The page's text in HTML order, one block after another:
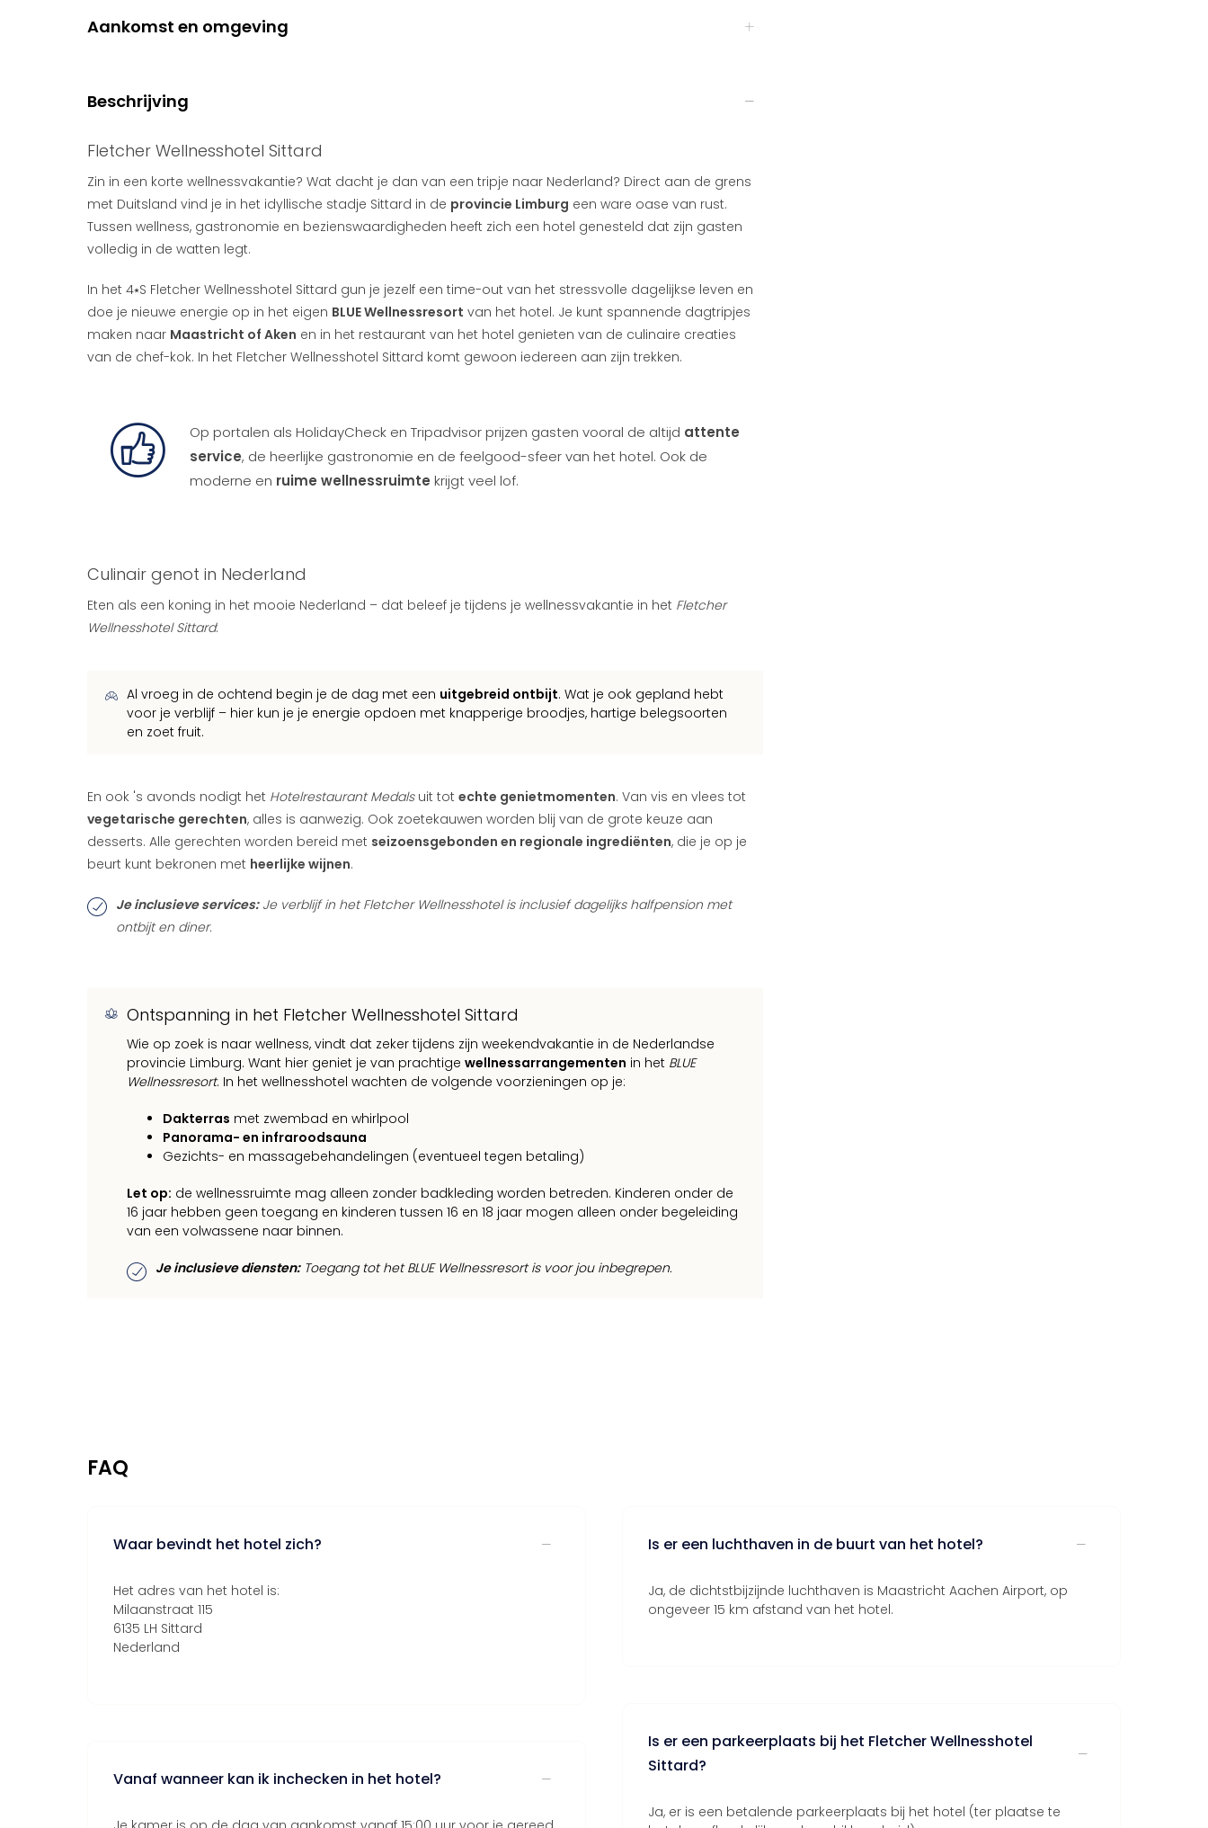
Aankomst en omgeving
Beschrijving
Fletcher Wellnesshotel Sittard
Zin in een korte wellnessvakantie? Wat dacht je dan van een tripje naar Nederland? Direct aan de grens
met Duitsland vind je in het idyllische stadje Sittard in de provincie Limburg een ware oase van rust.
Tussen wellness, gastronomie en bezienswaardigheden heeft zich een hotel genesteld dat zijn gasten
volledig in de watten legt.
In het 4⭑S Fletcher Wellnesshotel Sittard gun je jezelf een time-out van het stressvolle dagelijkse leven en
doe je nieuwe energie op in het eigen BLUE Wellnessresort van het hotel. Je kunt spannende dagtripjes
maken naar Maastricht of Aken en in het restaurant van het hotel genieten van de culinaire creaties
van de chef-kok. In het Fletcher Wellnesshotel Sittard komt gewoon iedereen aan zijn trekken.
Op portalen als HolidayCheck en Tripadvisor prijzen gasten vooral de altijd attente
service, de heerlijke gastronomie en de feelgood-sfeer van het hotel. Ook de
moderne en ruime wellnessruimte krijgt veel lof.
Culinair genot in Nederland
Eten als een koning in het mooie Nederland – dat beleef je tijdens je wellnessvakantie in het Fletcher
Wellnesshotel Sittard:
Al vroeg in de ochtend begin je de dag met een uitgebreid ontbijt. Wat je ook gepland hebt
voor je verblijf – hier kun je je energie opdoen met knapperige broodjes, hartige belegsoorten
en zoet fruit.
En ook 's avonds nodigt het Hotelrestaurant Medalsuit tot echte genietmomenten. Van vis en vlees tot
vegetarische gerechten, alles is aanwezig. Ook zoetekauwen worden blij van de grote keuze aan
desserts. Alle gerechten worden bereid met seizoensgebonden en regionale ingrediënten, die je op je
beurt kunt bekronen met heerlijke wijnen.
Je inclusieve services:Je verblijf in het Fletcher Wellnesshotel is inclusief dagelijks halfpension met
ontbijt en diner.
Ontspanning in het Fletcher Wellnesshotel Sittard
Wie op zoek is naar wellness, vindt dat zeker tijdens zijn weekendvakantie in de Nederlandse
provincie Limburg. Want hier geniet je van prachtige wellnessarrangementen in het BLUE
Wellnessresort. In het wellnesshotel wachten de volgende voorzieningen op je:
Dakterras met zwembad en whirlpool
Panorama- en infraroodsauna
Gezichts- en massagebehandelingen (eventueel tegen betaling)
Let op: de wellnessruimte mag alleen zonder badkleding worden betreden. Kinderen onder de
16 jaar hebben geen toegang en kinderen tussen 16 en 18 jaar mogen alleen onder begeleiding
van een volwassene naar binnen.
Je inclusieve diensten:Toegang tot het BLUE Wellnessresort is voor jou inbegrepen.
FAQ
Waar bevindt het hotel zich?
Het adres van het hotel is:
Milaanstraat 115
6135 LH Sittard
Nederland
Vanaf wanneer kan ik inchecken in het hotel?
Is er een luchthaven in de buurt van het hotel?
Ja, de dichtstbijzijnde luchthaven is Maastricht Aachen Airport, op
ongeveer 15 km afstand van het hotel.
Is er een parkeerplaats bij het Fletcher Wellnesshotel
Sittard?
Ja, er is een betalende parkeerplaats bij het hotel (ter plaatse te